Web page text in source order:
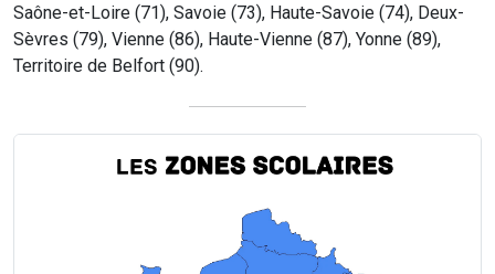
Saône-et-Loire (71), Savoie (73), Haute-Savoie (74), Deux-
Sèvres (79), Vienne (86), Haute-Vienne (87), Yonne (89),
Territoire de Belfort (90).